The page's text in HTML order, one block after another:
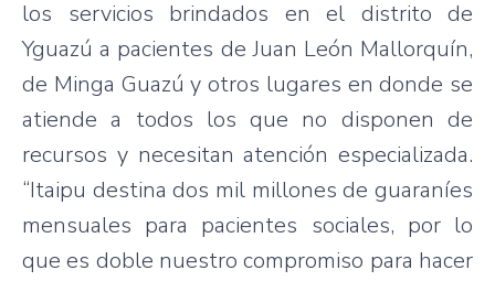
los servicios brindados en el distrito de
Yguazú a pacientes de Juan León Mallorquín,
de Minga Guazú y otros lugares en donde se
atiende a todos los que no disponen de
recursos y necesitan atención especializada.
“Itaipu destina dos mil millones de guaraníes
mensuales para pacientes sociales, por lo
que es doble nuestro compromiso para hacer